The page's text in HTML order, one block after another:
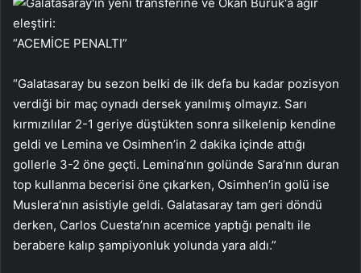
“ACEMİCE PENALTI”
“Galatasaray bu sezon belki de ilk defa bu kadar pozisyon
verdiği bir maç oynadı dersek yanılmış olmayız. Sarı
kırmızılılar 2-1 geriye düştükten sonra silkelenip kendine
geldi ve Lemina ve Osimhen’in 2 dakika içinde attığı
gollerle 3-2 öne geçti. Lemina’nın golünde Sara’nın duran
top kullanma becerisi öne çıkarken, Osimhen’in golü ise
Muslera’nın asistiyle geldi. Galatasaray tam geri döndü
derken, Carlos Cuesta’nın acemice yaptığı penaltı ile
berabere kalıp şampiyonluk yolunda yara aldı.”